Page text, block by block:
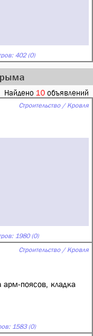
402 (0)
Найдено 10 объявлений
Строительство / Кровля
1980 (0)
Строительство / Кровля
арм-поясов, кладка
1583 (0)